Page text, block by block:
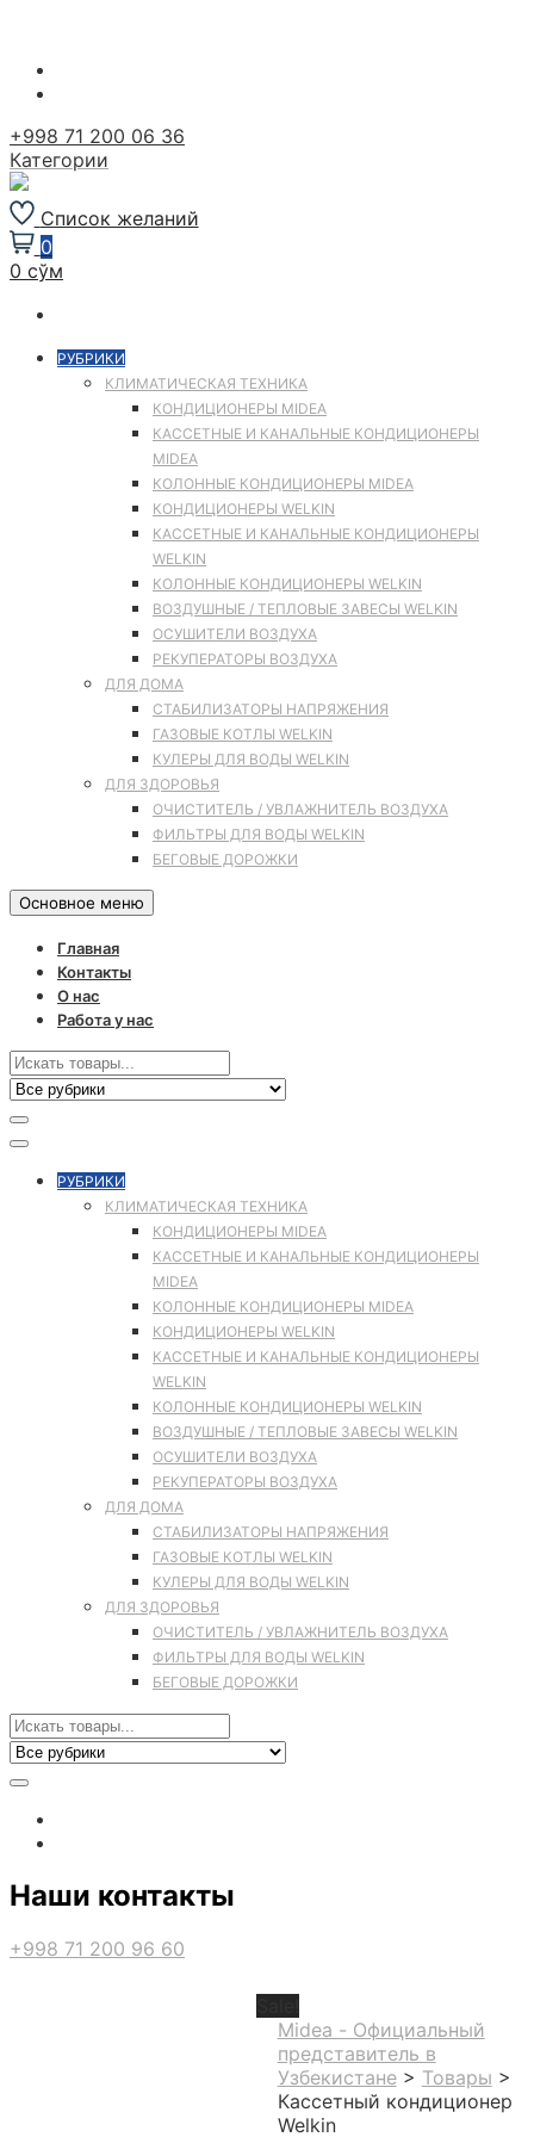
Перейти
+998 71 200 06 36
Категории
Список желаний
0
0 сўм
РУБРИКИ
КЛИМАТИЧЕСКАЯ ТЕХНИКА
КОНДИЦИОНЕРЫ MIDEA
КАССЕТНЫЕ И КАНАЛЬНЫЕ КОНДИЦИОНЕРЫ
MIDEA
КОЛОННЫЕ КОНДИЦИОНЕРЫ MIDEA
КОНДИЦИОНЕРЫ WELKIN
КАССЕТНЫЕ И КАНАЛЬНЫЕ КОНДИЦИОНЕРЫ
WELKIN
КОЛОННЫЕ КОНДИЦИОНЕРЫ WELKIN
ВОЗДУШНЫЕ / ТЕПЛОВЫЕ ЗАВЕСЫ WELKIN
ОСУШИТЕЛИ ВОЗДУХА
РЕКУПЕРАТОРЫ ВОЗДУХА
ДЛЯ ДОМА
СТАБИЛИЗАТОРЫ НАПРЯЖЕНИЯ
ГАЗОВЫЕ КОТЛЫ WELKIN
КУЛЕРЫ ДЛЯ ВОДЫ WELKIN
ДЛЯ ЗДОРОВЬЯ
ОЧИСТИТЕЛЬ / УВЛАЖНИТЕЛЬ ВОЗДУХА
ФИЛЬТРЫ ДЛЯ ВОДЫ WELKIN
БЕГОВЫЕ ДОРОЖКИ
Основное меню
Главная
Контакты
О нас
Работа у нас
РУБРИКИ
КЛИМАТИЧЕСКАЯ ТЕХНИКА
КОНДИЦИОНЕРЫ MIDEA
КАССЕТНЫЕ И КАНАЛЬНЫЕ КОНДИЦИОНЕРЫ
MIDEA
КОЛОННЫЕ КОНДИЦИОНЕРЫ MIDEA
КОНДИЦИОНЕРЫ WELKIN
КАССЕТНЫЕ И КАНАЛЬНЫЕ КОНДИЦИОНЕРЫ
WELKIN
КОЛОННЫЕ КОНДИЦИОНЕРЫ WELKIN
ВОЗДУШНЫЕ / ТЕПЛОВЫЕ ЗАВЕСЫ WELKIN
ОСУШИТЕЛИ ВОЗДУХА
РЕКУПЕРАТОРЫ ВОЗДУХА
ДЛЯ ДОМА
СТАБИЛИЗАТОРЫ НАПРЯЖЕНИЯ
ГАЗОВЫЕ КОТЛЫ WELKIN
КУЛЕРЫ ДЛЯ ВОДЫ WELKIN
ДЛЯ ЗДОРОВЬЯ
ОЧИСТИТЕЛЬ / УВЛАЖНИТЕЛЬ ВОЗДУХА
ФИЛЬТРЫ ДЛЯ ВОДЫ WELKIN
БЕГОВЫЕ ДОРОЖКИ
Наши контакты
+998 71 200 96 60
Midea - Официальный
представитель в
Узбекистане> Товары >
Кассетный кондиционер
Welkin